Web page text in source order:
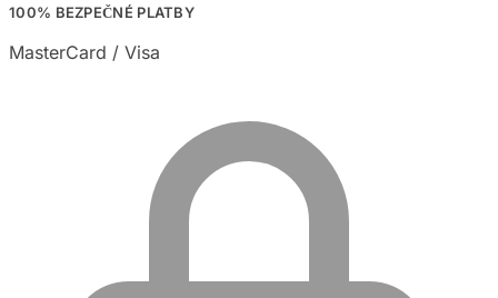
100% BEZPEČNÉ PLATBY
MasterCard / Visa